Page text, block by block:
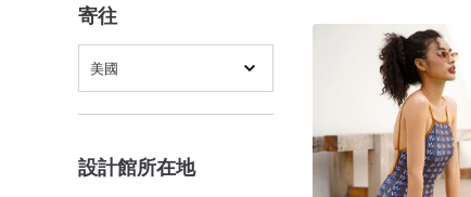
寄往
美國
設計館所在地